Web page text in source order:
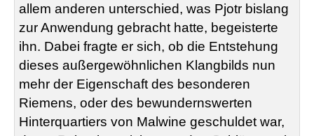
allem anderen unterschied, was Pjotr bislang
zur Anwendung gebracht hatte, begeisterte
ihn. Dabei fragte er sich, ob die Entstehung
dieses außergewöhnlichen Klangbilds nun
mehr der Eigenschaft des besonderen
Riemens, oder des bewundernswerten
Hinterquartiers von Malwine geschuldet war,